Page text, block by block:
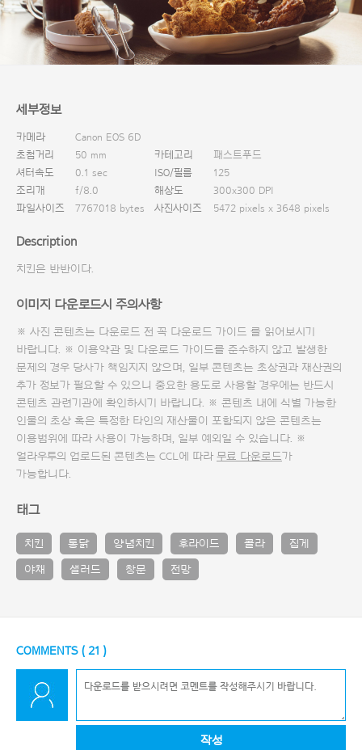
세부정보
카메라
Canon EOS 6D
초첨거리
50 mm 카테고리
패스트푸드
셔터속도
0.1 sec ISO/필름
125
조리개
f/8.0 해상도
300x300 DPI
파일사이즈
7767018 bytes 사진사이즈 5472 pixels x 3648 pixels
Description
치킨은 반반이다.
이미지 다운로드시 주의사항
※ 사진 콘텐츠는 다운로드 전 꼭 다운로드 가이드 를 읽어보시기
바랍니다. ※ 이용약관 및 다운로드 가이드를 준수하지 않고 발생한
문제의 경우 당사가 책임지지 않으며, 일부 콘텐츠는 초상권과 재산권의
추가 정보가 필요할 수 있으니 중요한 용도로 사용할 경우에는 반드시
콘텐츠 관련기관에 확인하시기 바랍니다. ※ 콘텐츠 내에 식별 가능한
인물의 초상 혹은 특정한 타인의 재산물이 포함되지 않은 콘텐츠는
이용범위에 따라 사용이 가능하며, 일부 예외일 수 있습니다. ※
얼라우투의 업로드된 콘텐츠는 CCL에 따라 무료 다운로드가
가능합니다.
태그
치킨 통닭 양념치킨 후라이드 콜라 집게
야채 샐러드 창문 전망
COMMENTS ( 21 )
작성